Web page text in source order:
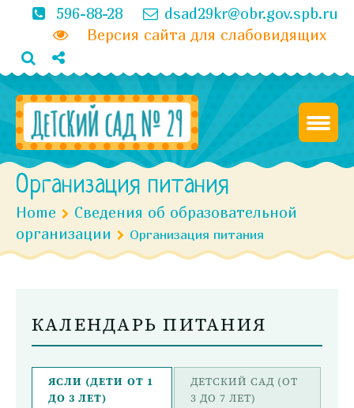
596-88-28
dsad29kr@obr.gov.spb.ru
Версия сайта для слабовидящих
Организация питания
Home
Сведения об образовательной
организации
Организация питания
КАЛЕНДАРЬ ПИТАНИЯ
ЯСЛИ (ДЕТИ ОТ 1
ДО 3 ЛЕТ)
ДЕТСКИЙ САД (ОТ
3 ДО 7 ЛЕТ)